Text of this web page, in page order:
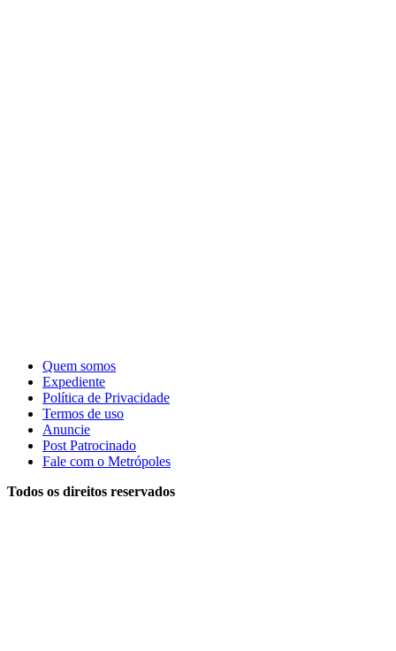
Quem somos
Expediente
Política de Privacidade
Termos de uso
Anuncie
Post Patrocinado
Fale com o Metrópoles
Todos os direitos reservados